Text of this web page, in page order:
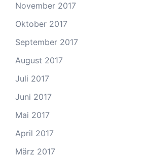
November 2017
Oktober 2017
September 2017
August 2017
Juli 2017
Juni 2017
Mai 2017
April 2017
März 2017